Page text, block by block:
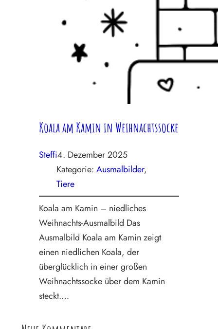
Koala am Kamin in Weihnachtssocke
Steffi4. Dezember 2025
Kategorie: Ausmalbilder
Tiere
Koala am Kamin – niedliches
Weihnachts-Ausmalbild Das
Ausmalbild Koala am Kamin zeigt
einen niedlichen Koala, der
überglücklich in einer großen
Weihnachtssocke über dem Kamin
steckt.…